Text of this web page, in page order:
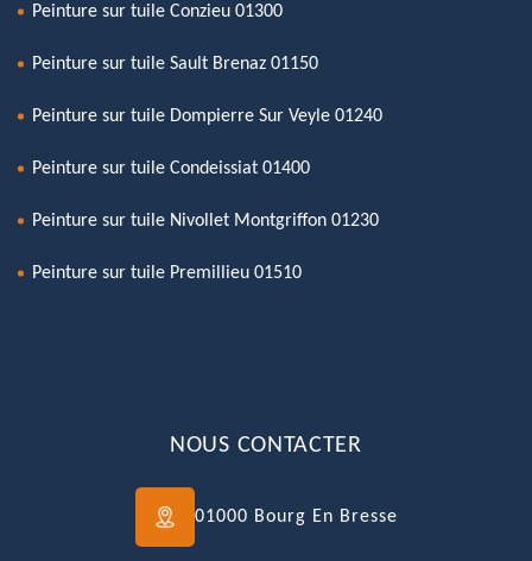
Peinture sur tuile Conzieu 01300
Peinture sur tuile Sault Brenaz 01150
Peinture sur tuile Dompierre Sur Veyle 01240
Peinture sur tuile Condeissiat 01400
Peinture sur tuile Nivollet Montgriffon 01230
Peinture sur tuile Premillieu 01510
NOUS CONTACTER
01000 Bourg En Bresse